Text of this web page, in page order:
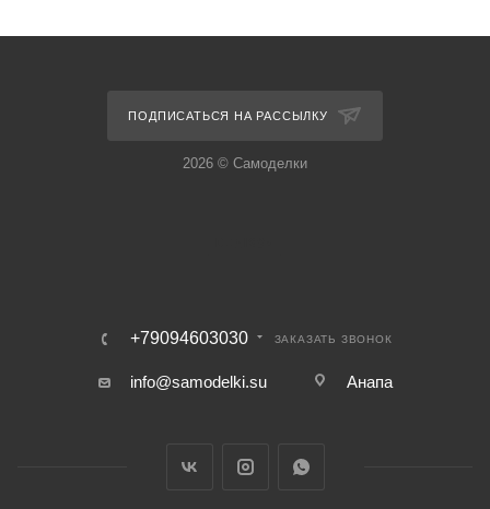
ПОДПИСАТЬСЯ НА РАССЫЛКУ
2026 © Самоделки
+79094603030 ЗАКАЗАТЬ ЗВОНОК
info@samodelki.su Анапа